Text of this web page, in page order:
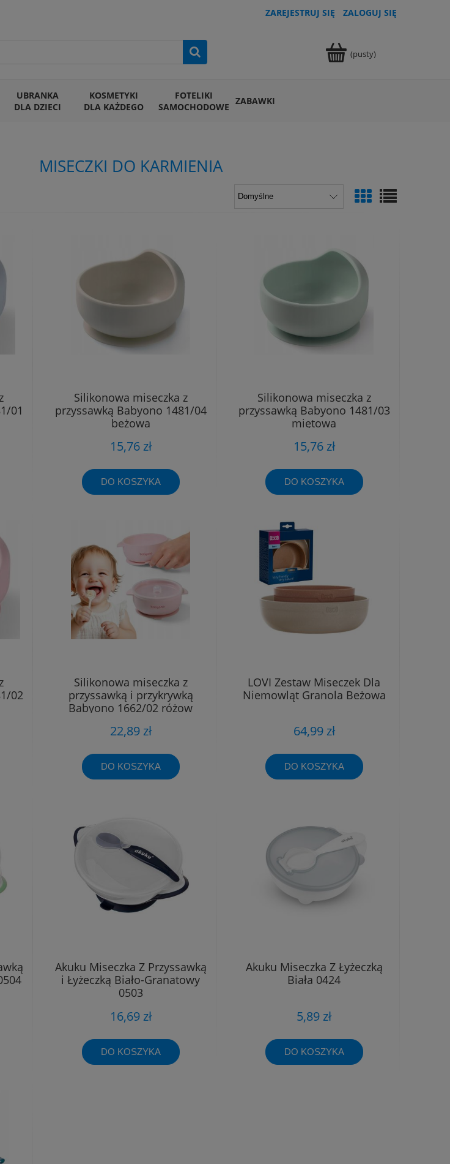
ZAREJESTRUJ SIĘ ZALOGUJ SIĘ
(pusty)
UBRANKA
DLA DZIECI
KOSMETYKI
DLA KAŻDEGO
FOTELIKI
SAMOCHODOWE ZABAWKI
MISECZKI DO KARMIENIA
01
Silikonowa miseczka z
przyssawką Babyono 1481/04
beżowa
15,76 zł
DO KOSZYKA
Silikonowa miseczka z
przyssawką Babyono 1481/03
miętowa
15,76 zł
DO KOSZYKA
02
Silikonowa miseczka z
przyssawką i przykrywką
Babyono 1662/02 różow
22,89 zł
DO KOSZYKA
LOVI Zestaw Miseczek Dla
Niemowląt Granola Beżowa
64,99 zł
DO KOSZYKA
Akuku Miseczka Z Przyssawką
i Łyżeczką Biało-Granatowy
0503
16,69 zł
DO KOSZYKA
Akuku Miseczka Z Łyżeczką
Biała 0424
5,89 zł
DO KOSZYKA